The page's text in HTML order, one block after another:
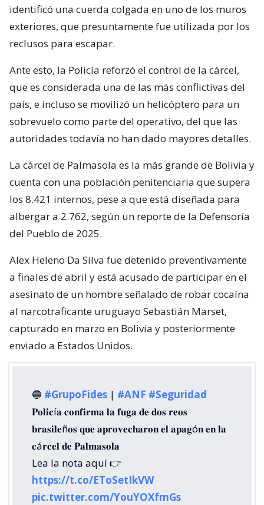
identificó una cuerda colgada en uno de los muros
exteriores, que presuntamente fue utilizada por los
reclusos para escapar.
Ante esto, la Policía reforzó el control de la cárcel,
que es considerada una de las más conflictivas del
país, e incluso se movilizó un helicóptero para un
sobrevuelo como parte del operativo, del que las
autoridades todavía no han dado mayores detalles.
La cárcel de Palmasola es la más grande de Bolivia y
cuenta con una población penitenciaria que supera
los 8.421 internos, pese a que está diseñada para
albergar a 2.762, según un reporte de la Defensoría
del Pueblo de 2025.
Alex Heleno Da Silva fue detenido preventivamente
a finales de abril y está acusado de participar en el
asesinato de un hombre señalado de robar cocaína
al narcotraficante uruguayo Sebastián Marset,
capturado en marzo en Bolivia y posteriormente
enviado a Estados Unidos.
🔵 #GrupoFides | #ANF #Seguridad
𝐏𝐨𝐥𝐢𝐜í𝐚 𝐜𝐨𝐧𝐟𝐢𝐫𝐦𝐚 𝐥𝐚 𝐟𝐮𝐠𝐚 𝐝𝐞 𝐝𝐨𝐬 𝐫𝐞𝐨𝐬
𝐛𝐫𝐚𝐬𝐢𝐥𝐞ñ𝐨𝐬 𝐪𝐮𝐞 𝐚𝐩𝐫𝐨𝐯𝐞𝐜𝐡𝐚𝐫𝐨𝐧 𝐞𝐥 𝐚𝐩𝐚𝐠ó𝐧 𝐞𝐧 𝐥𝐚
𝐜á𝐫𝐜𝐞𝐥 𝐝𝐞 𝐏𝐚𝐥𝐦𝐚𝐬𝐨𝐥𝐚
Lea la nota aquí 👉
https://t.co/EToSetIkVW
pic.twitter.com/YouYOXfmGs